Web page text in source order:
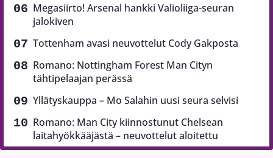
Megasiirto! Arsenal hankki Valioliiga-seuran
jalokiven
Tottenham avasi neuvottelut Cody Gakposta
Romano: Nottingham Forest Man Cityn
tähtipelaajan perässä
Yllätyskauppa – Mo Salahin uusi seura selvisi
Romano: Man City kiinnostunut Chelsean
laitahyökkääjästä – neuvottelut aloitettu